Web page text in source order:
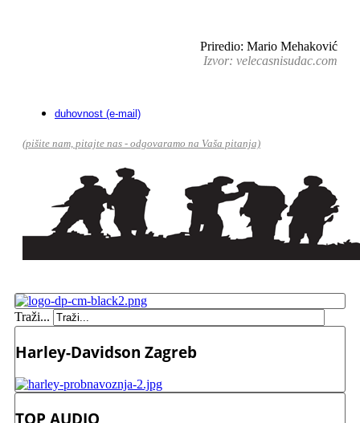
Priredio: Mario Mehaković
Izvor: velecasnisudac.com
duhovnost (e-mail)
(pišite nam, pitajte nas - odgovaramo na Vaša pitanja)
Traži...
Harley-Davidson Zagreb
TOP AUDIO